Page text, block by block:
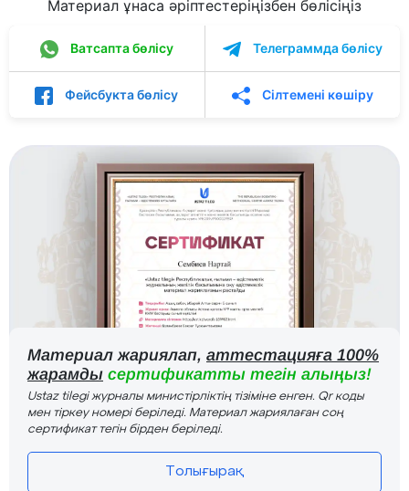
Материал ұнаса әріптестеріңізбен бөлісіңіз
Ватсапта бөлісу Телеграммда бөлісу
Фейсбукта бөлісу Сілтемені көшіру
Материал жариялап, аттестацияға 100%
жарамды сертификатты тегін алыңыз!
Ustaz tilegi журналы министірліктің тізіміне енген. Qr коды
мен тіркеу номері беріледі. Материал жариялаған соң
сертификат тегін бірден беріледі.
Толығырақ